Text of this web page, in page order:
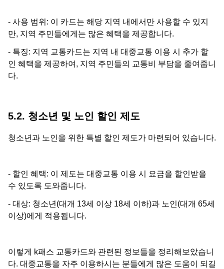
- 사용 범위: 이 카드는 해당 지역 내에서만 사용할 수 있지
만, 지역 주민들에게는 많은 혜택을 제공합니다.
- 특징: 지역 교통카드는 지역 내 대중교통 이용 시 추가 할
인 혜택을 제공하여, 지역 주민들의 교통비 부담을 줄여줍니
다.
5.2. 청소년 및 노인 할인 제도
청소년과 노인을 위한 특별 할인 제도가 마련되어 있습니다.
- 할인 혜택: 이 제도는 대중교통 이용 시 요금을 할인받을
수 있도록 도와줍니다.
- 대상: 청소년(대개 13세 이상 18세 이하)과 노인(대개 65세
이상)에게 적용됩니다.
이렇게 k패스 교통카드와 관련된 정보들을 정리해보았습니
다. 대중교통을 자주 이용하시는 분들에게 많은 도움이 되길